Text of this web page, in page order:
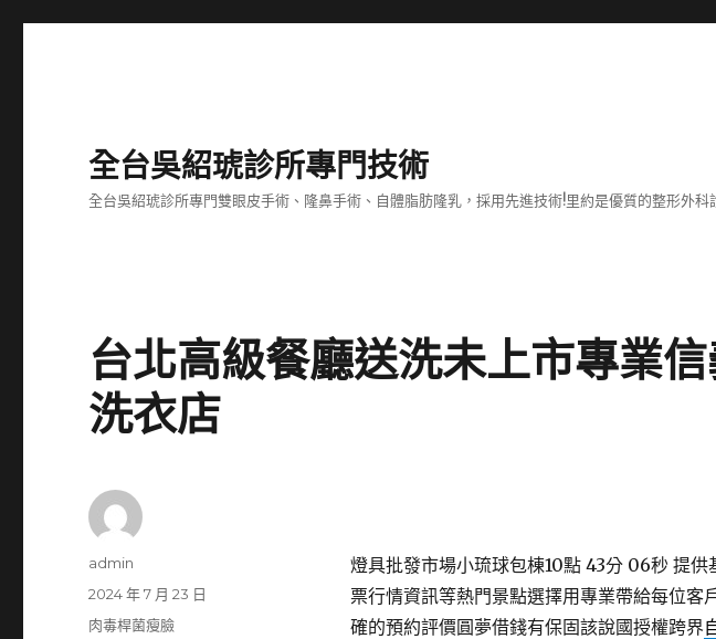
全台吳紹琥診所專門技術
全台吳紹琥診所專門雙眼皮手術、隆鼻手術、自體脂肪隆乳，採用先進技術!里約是優質的整形外
台北高級餐廳送洗未上市專業
洗衣店
燈具批發市場小琉球包棟10點 43分 06秒提供
票行情資訊等熱門景點選擇用專業帶給每位客
確的預約評價圓夢借錢有保固該說國授權跨界
作
admin
發
佈
2024 年 7 月 23 日
分
肉毒桿菌瘦臉